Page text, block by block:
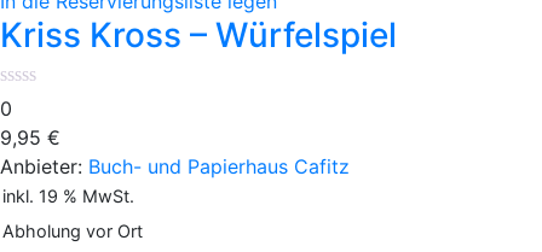
-
Würfelspiel
Menge
Kriss Kross – Würfelspiel
0
9,95 €
Anbieter: Buch- und Papierhaus Cafitz
inkl. 19 % MwSt.
Abholung vor Ort